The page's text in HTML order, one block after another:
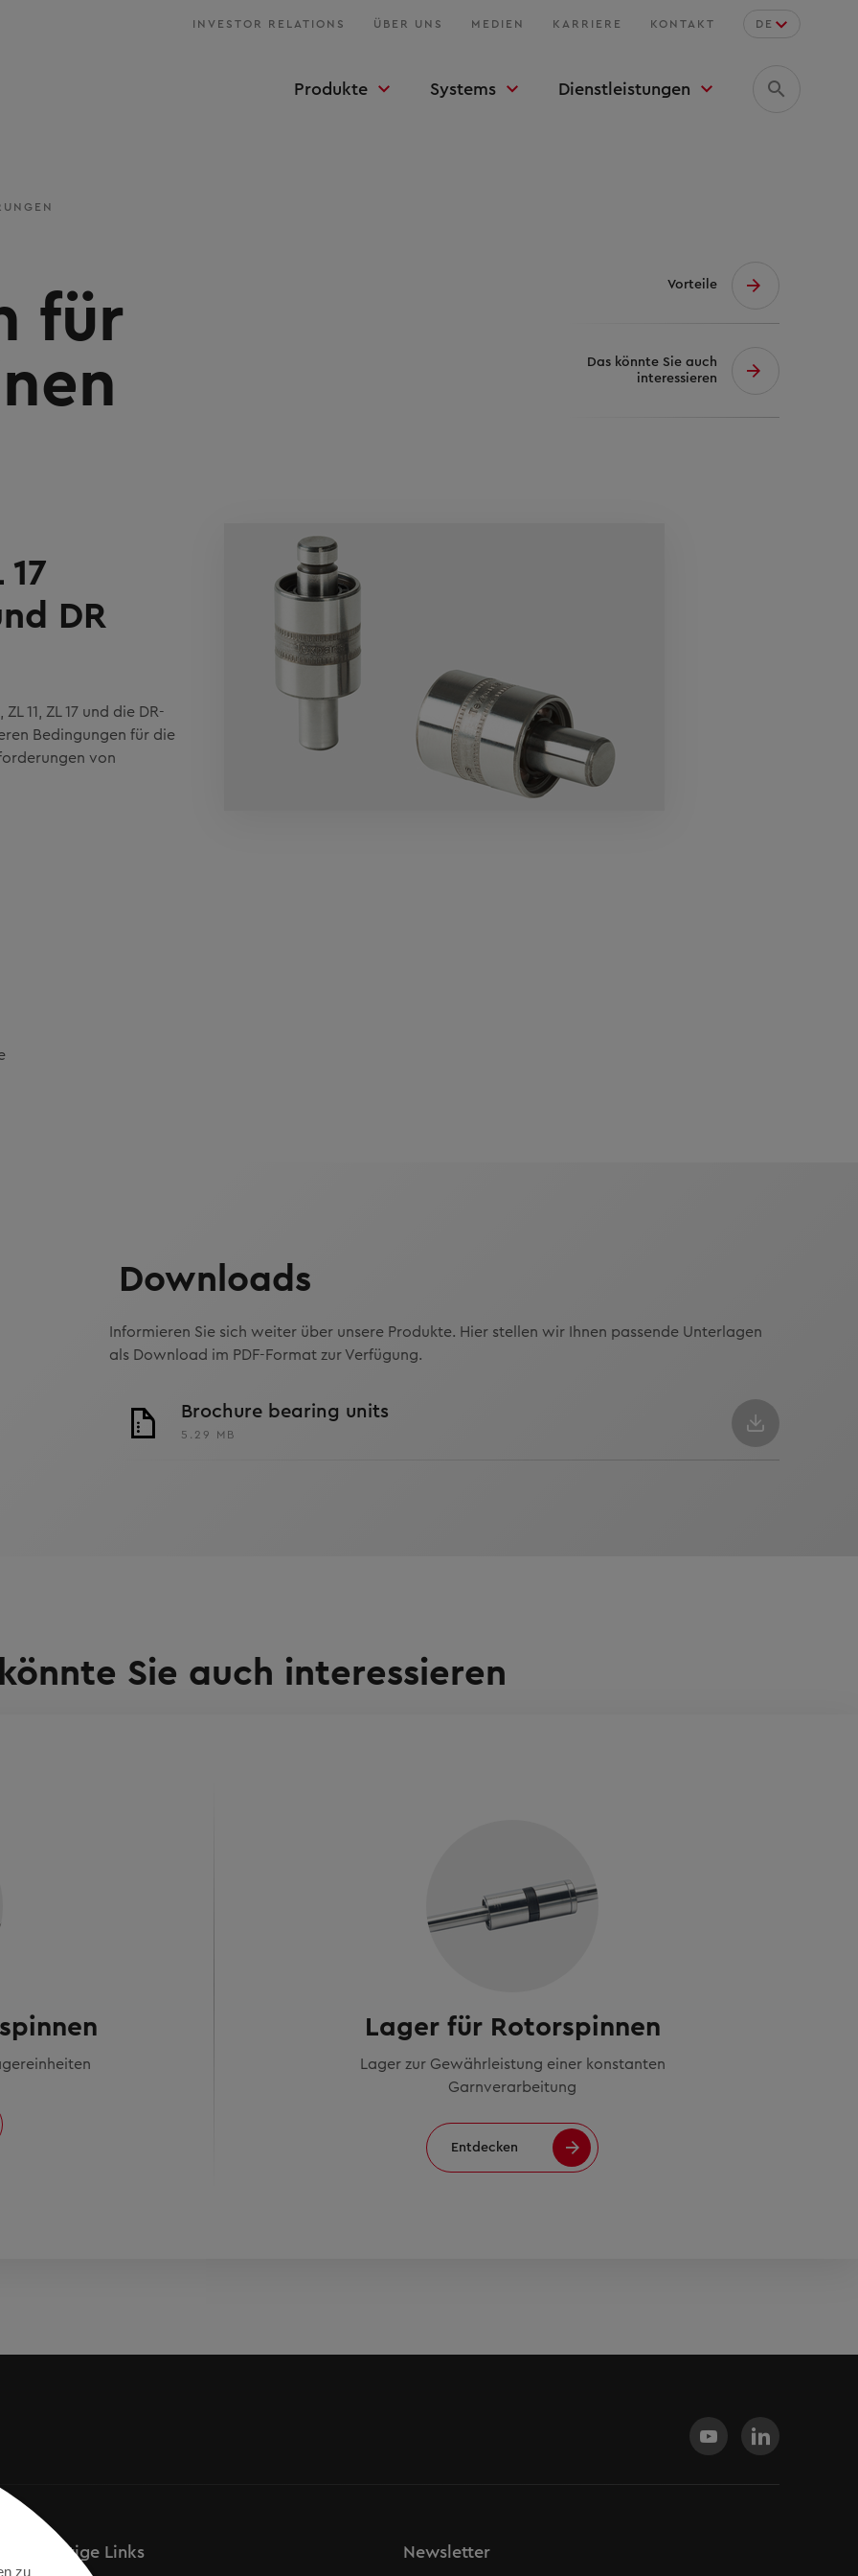
INVESTOR RELATIONS ÜBER UNS MEDIEN KARRIERE KONTAKT DE
Produkte Systems Dienstleistungen
für
Vorteile
Das könnte Sie auch
interessieren
17
DR
11, ZL 17 und die DR-
Bedingungen für die
von
Downloads
Informieren Sie sich weiter über unsere Produkte. Hier stellen wir Ihnen passende Unterlagen
als Download im PDF-Format zur Verfügung.
Brochure bearing units
5.29 MB
Sie auch interessieren
Lager für Rotorspinnen
Lager zur Gewährleistung einer konstanten
Garnverarbeitung
Entdecken
Wichtige Links Newsletter
zu